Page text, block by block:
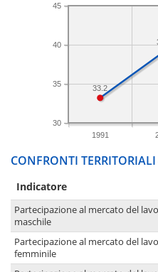
1991
30
35
40
45
33.2
CONFRONTI
Indicatore
Partecipazione al mercato del
maschile
Partecipazione al mercato del
femminile